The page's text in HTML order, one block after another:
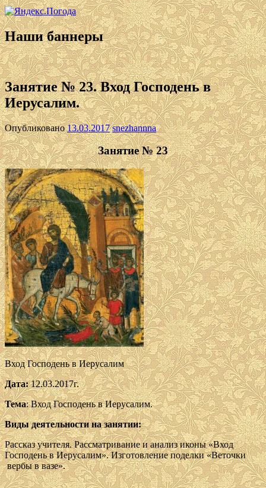
Наши баннеры
Занятие № 23. Вход Господень в
Иерусалим.
Опубликовано13.03.2017 snezhannna
Занятие № 23
Вход Господень в Иерусалим
Дата:12.03.2017г.
Тема: Вход Господень в Иерусалим.
Виды деятельности на занятии:
Рассказ учителя. Рассматривание и анализ иконы «Вход
Господень в Иерусалим». Изготовление поделки «Веточки
вербы в вазе».